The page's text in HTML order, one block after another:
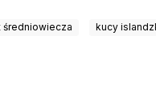
średniowiecza kucy